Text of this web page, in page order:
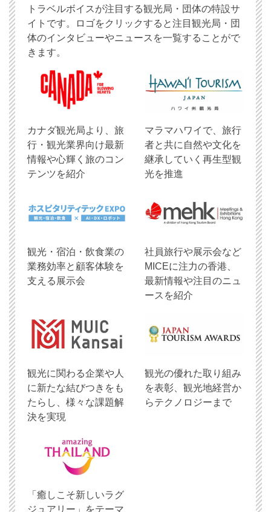
トラベルボイスが注目する観光局・団体の特設サ
イトです。ロゴをクリックすると注目観光局・団
体のインタビューやニュースを一覧することがで
きます。
​カナダ観光局より、旅
行・観光業界向け最新
情報や心輝く旅のコン
テンツを紹介
マラマハワイで、旅行
者と共に自然や文化を
継承していく再生型観
光を推進
観光・宿泊・飲食業の
業務効率と顧客体験を
支える展示会
社員旅行や展示会など
MICEに注力の香港、
最新情報や注目のニュ
ースを紹介
観光に関わる企業や人
に新たな結びつきをも
たらし、様々な課題解
決を実現
観光の優れた取り組み
を表彰、観光地経営か
らテクノロジーまで
「癒しこそ新しいラグ
ジュアリー」をテーマ